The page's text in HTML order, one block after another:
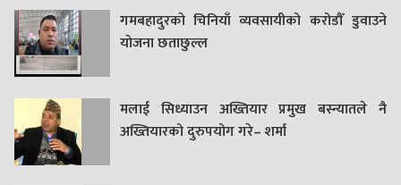
गमबहादुरकाे चिनियाँ व्यवसायीको करोडौँ डुवाउने
याेजना छताछुल्ल
मलाई सिध्याउन अख्तियार प्रमुख बस्न्यातले नै
अख्तियारको दुरुपयोग गरे– शर्मा